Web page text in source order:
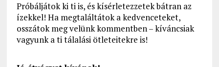
Próbáljátok ki ti is, és kísérletezzetek bátran az
ízekkel! Ha megtaláltátok a kedvenceteket,
osszátok meg velünk kommentben – kíváncsiak
vagyunk a ti tálalási ötleteitekre is!